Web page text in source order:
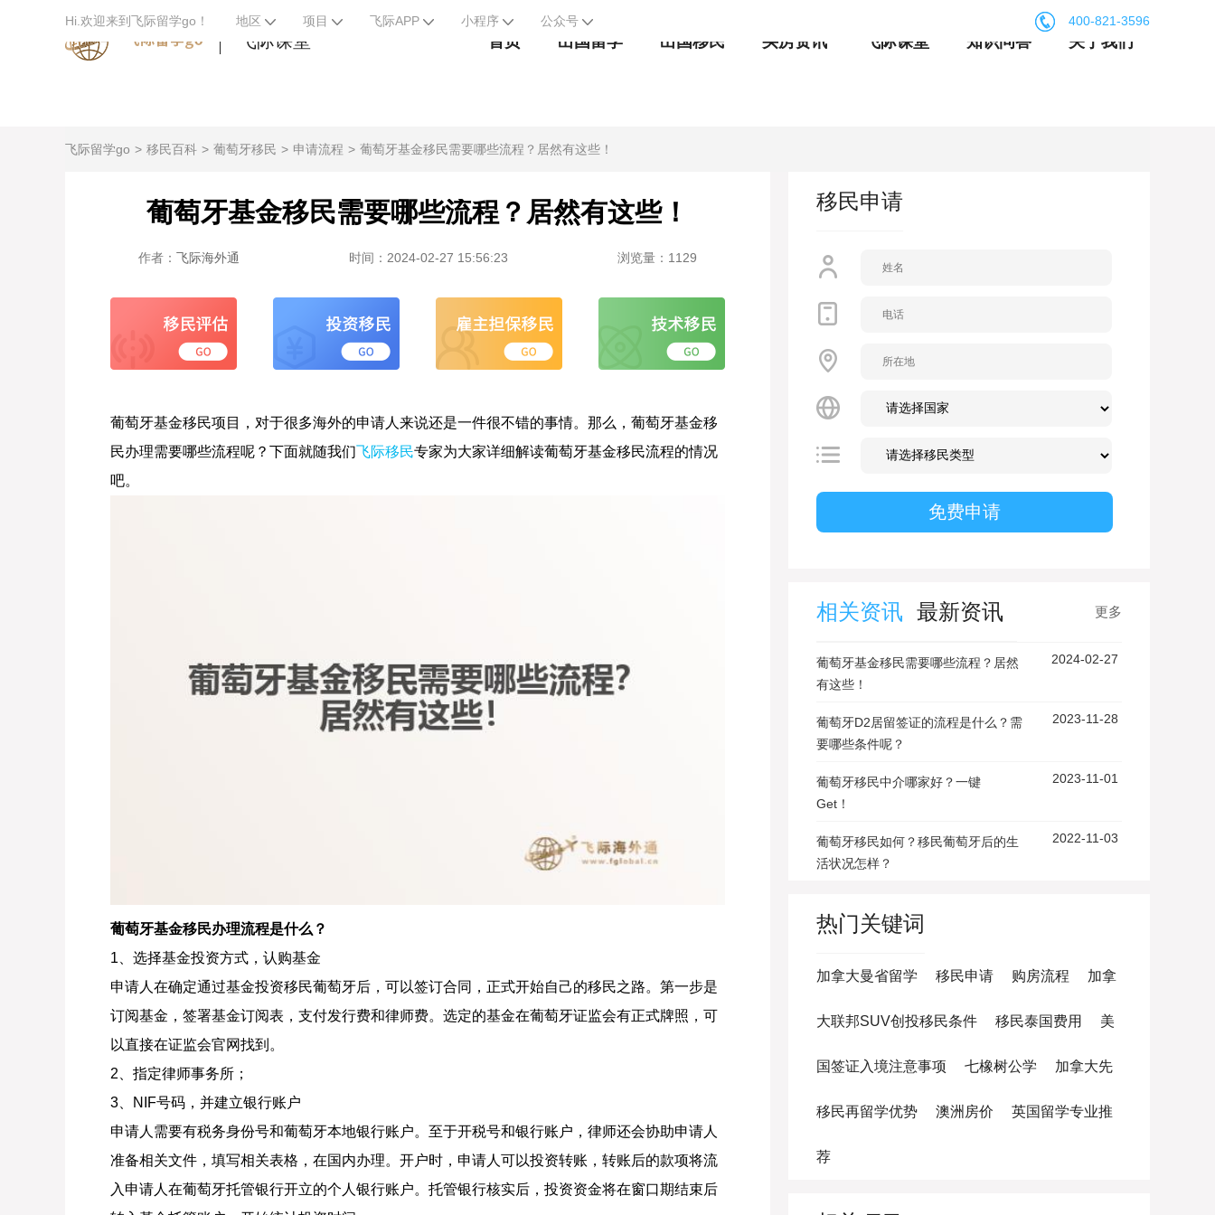
Hi.欢迎来到飞际留学go！ 地区 项目 飞际APP 小程序 公众号 400-821-3596
飞际课堂 首页 出国留学 出国移民 买房资讯 飞际课堂 知识问答 关于我们
飞际留学go 移民百科 葡萄牙移民 申请流程 葡萄牙基金移民需要哪些流程？居然有这些！
葡萄牙基金移民需要哪些流程？居然有这些！
作者： 飞际海外通 时间：2024-02-27 15:56:23 浏览量：1129
葡萄牙基金移民项目，对于很多海外的申请人来说还是一件很不错的事情。那么，葡萄牙基金移
民办理需要哪些流程呢？下面就随我们飞际移民专家为大家详细解读葡萄牙基金移民流程的情况
吧。
葡萄牙基金移民办理流程是什么？
1、选择基金投资方式，认购基金
申请人在确定通过基金投资移民葡萄牙后，可以签订合同，正式开始自己的移民之路。第一步是
订阅基金，签署基金订阅表，支付发行费和律师费。选定的基金在葡萄牙证监会有正式牌照，可
以直接在证监会官网找到。
2、指定律师事务所；
3、NIF号码，并建立银行账户
申请人需要有税务身份号和葡萄牙本地银行账户。至于开税号和银行账户，律师还会协助申请人
准备相关文件，填写相关表格，在国内办理。开户时，申请人可以投资转账，转账后的款项将流
入申请人在葡萄牙托管银行开立的个人银行账户。托管银行核实后，投资资金将在窗口期结束后
移民申请
相关资讯 最新资讯 更多
葡萄牙基金移民需要哪些流程？居然
有这些！
2024-02-27
葡萄牙D2居留签证的流程是什么？需
要哪些条件呢？
2023-11-28
葡萄牙移民中介哪家好？一键
Get！
2023-11-01
葡萄牙移民如何？移民葡萄牙后的生
活状况怎样？
2022-11-03
热门关键词
加拿大曼省留学 移民申请 购房流程 加拿
大联邦SUV创投移民条件 移民泰国费用 美
国签证入境注意事项 七橡树公学 加拿大先
移民再留学优势 澳洲房价 英国留学专业推
荐